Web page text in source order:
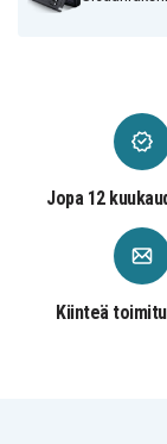
Kapasiteetti
Latausportti
sopii
Jopa 12
Kiinteä